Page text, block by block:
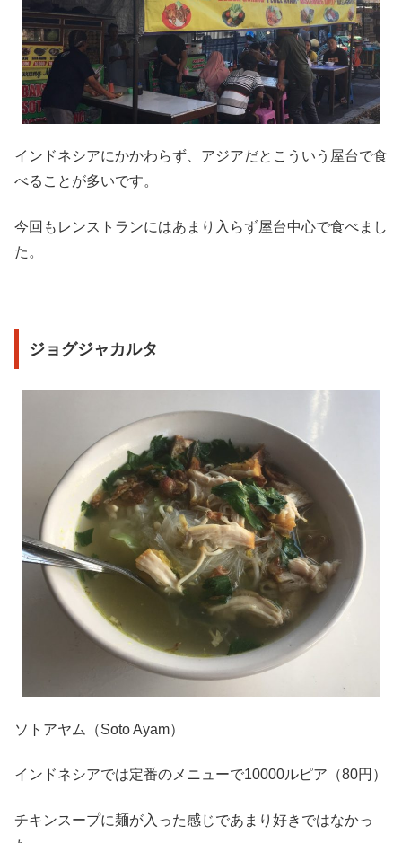
インドネシアにかかわらず、アジアだとこういう屋台で食
べることが多いです。
今回もレンストランにはあまり入らず屋台中心で食べまし
た。
ジョグジャカルタ
ソトアヤム（Soto Ayam）
インドネシアでは定番のメニューで10000ルピア（80円）
チキンスープに麺が入った感じであまり好きではなかっ